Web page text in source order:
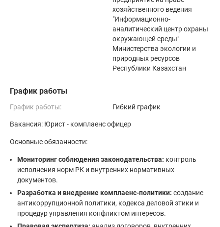
хозяйственного ведения
"Информационно-
аналитический центр охраны
окружающей среды"
Министерства экологии и
природных ресурсов
Республики Казахстан
График работы
График работы: Гибкий график
Вакансия: Юрист - комплаенс офицер
Основные обязанности:
Мониторинг соблюдения законодательства: контроль
исполнения норм РК и внутренних нормативных
документов.
Разработка и внедрение комплаенс-политики: создание
антикоррупционной политики, кодекса деловой этики и
процедур управления конфликтом интересов.